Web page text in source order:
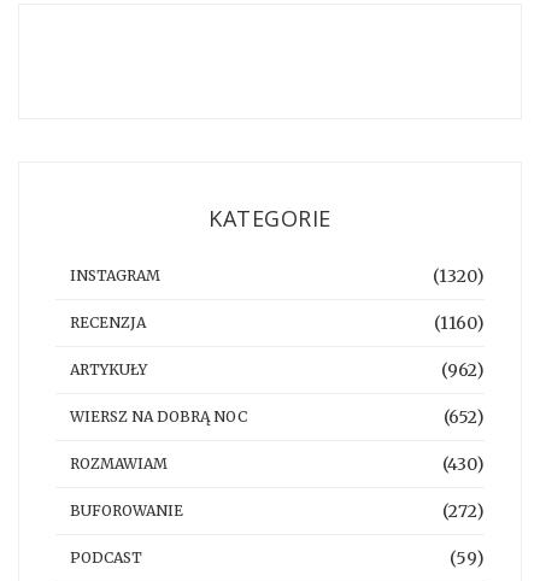
KATEGORIE
INSTAGRAM (1320)
RECENZJA (1160)
ARTYKUŁY (962)
WIERSZ NA DOBRĄ NOC (652)
ROZMAWIAM (430)
BUFOROWANIE (272)
PODCAST (59)